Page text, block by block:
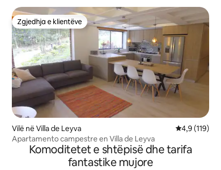
Zgjedhja e klientëve
Zgjedhja e klientëve
Vilë në Villa de Leyva Vlerësimi
4,9 (119)
Apartamento campestre en Villa de Leyva
Komoditetet e shtëpisë dhe tarifa
fantastike mujore